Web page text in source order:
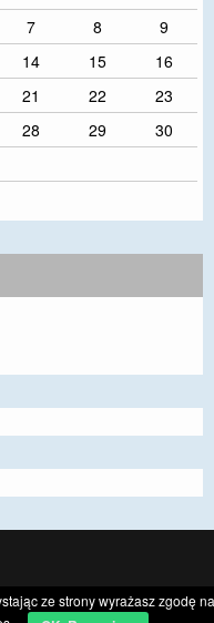
7 8
9
14 15
16
21 22
23
28 29
30
CyberChimps ©2026
ze strony wyrażasz zgodę na